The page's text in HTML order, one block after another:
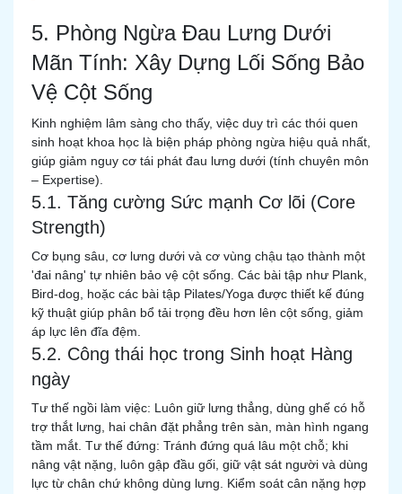
5. Phòng Ngừa Đau Lưng Dưới
Mãn Tính: Xây Dựng Lối Sống Bảo
Vệ Cột Sống
Kinh nghiệm lâm sàng cho thấy, việc duy trì các thói quen
sinh hoạt khoa học là biện pháp phòng ngừa hiệu quả nhất,
giúp giảm nguy cơ tái phát đau lưng dưới (tính chuyên môn
– Expertise).
5.1. Tăng cường Sức mạnh Cơ lõi (Core
Strength)
Cơ bụng sâu, cơ lưng dưới và cơ vùng chậu tạo thành một
'đai nâng' tự nhiên bảo vệ cột sống. Các bài tập như Plank,
Bird-dog, hoặc các bài tập Pilates/Yoga được thiết kế đúng
kỹ thuật giúp phân bổ tải trọng đều hơn lên cột sống, giảm
áp lực lên đĩa đệm.
5.2. Công thái học trong Sinh hoạt Hàng
ngày
Tư thế ngồi làm việc: Luôn giữ lưng thẳng, dùng ghế có hỗ
trợ thắt lưng, hai chân đặt phẳng trên sàn, màn hình ngang
tầm mắt. Tư thế đứng: Tránh đứng quá lâu một chỗ; khi
nâng vật nặng, luôn gập đầu gối, giữ vật sát người và dùng
lực từ chân chứ không dùng lưng. Kiểm soát cân nặng hợp